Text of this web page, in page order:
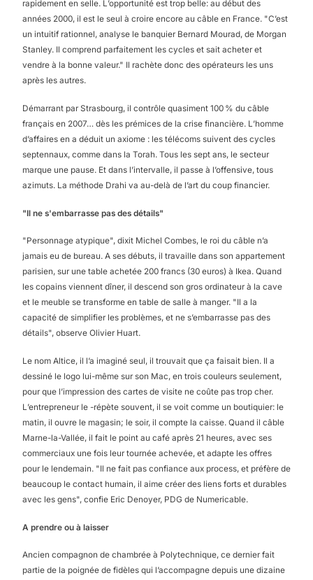
rapidement en selle. L’opportunité est trop belle: au début des
années 2000, il est le seul à croire encore au câble en France. "C’est
un intuitif rationnel, analyse le banquier Bernard Mourad, de Morgan
Stanley. Il comprend parfaitement les cycles et sait acheter et
vendre à la bonne valeur." Il rachète donc des opérateurs les uns
après les autres.
Démarrant par Strasbourg, il contrôle quasiment 100 % du câble
français en 2007… dès les prémices de la crise financière. L’homme
d’affaires en a déduit un axiome : les télécoms suivent des cycles
septennaux, comme dans la Torah. Tous les sept ans, le secteur
marque une pause. Et dans l’intervalle, il passe à l’offensive, tous
azimuts. La méthode Drahi va au-delà de l’art du coup financier.
"Il ne s'embarrasse pas des détails"
"Personnage atypique", dixit Michel Combes, le roi du câble n’a
jamais eu de bureau. A ses débuts, il travaille dans son appartement
parisien, sur une table achetée 200 francs (30 euros) à Ikea. Quand
les copains viennent dîner, il descend son gros ordinateur à la cave
et le meuble se transforme en table de salle à manger. "Il a la
capacité de simplifier les problèmes, et ne s’embarrasse pas des
détails", observe Olivier Huart.
Le nom Altice, il l’a imaginé seul, il trouvait que ça faisait bien. Il a
dessiné le logo lui-même sur son Mac, en trois couleurs seulement,
pour que l’impression des cartes de visite ne coûte pas trop cher.
L’entrepreneur le -répète souvent, il se voit comme un boutiquier: le
matin, il ouvre le magasin; le soir, il compte la caisse. Quand il câble
Marne-la-Vallée, il fait le point au café après 21 heures, avec ses
commerciaux une fois leur tournée achevée, et adapte les offres
pour le lendemain. "Il ne fait pas confiance aux process, et préfère de
beaucoup le contact humain, il aime créer des liens forts et durables
avec les gens", confie Eric Denoyer, PDG de Numericable.
A prendre ou à laisser
Ancien compagnon de chambrée à Polytechnique, ce dernier fait
partie de la poignée de fidèles qui l’accompagne depuis une dizaine